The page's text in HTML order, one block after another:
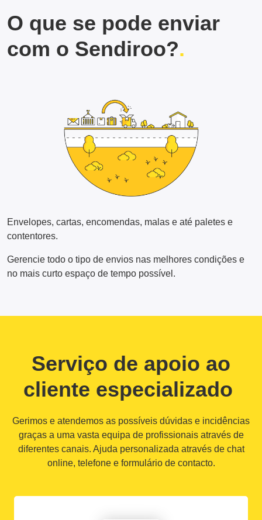
O que se pode enviar
com o Sendiroo?
Envelopes, cartas, encomendas, malas e até paletes e
contentores.
Gerencie todo o tipo de envios nas melhores condições e
no mais curto espaço de tempo possível.
Serviço de apoio ao
cliente especializado
Gerimos e atendemos as possíveis dúvidas e incidências
graças a uma vasta equipa de profissionais através de
diferentes canais. Ajuda personalizada através de chat
online, telefone e formulário de contacto.